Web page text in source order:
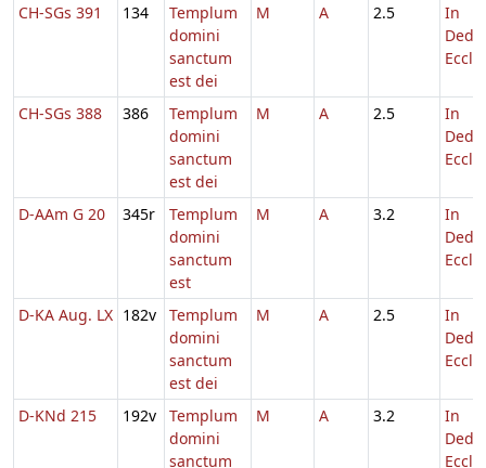
CH-SGs 391 134
Templum
domini
sanctum
est dei
M A 2.5
In
Eccl.
CH-SGs 388 386
Templum
domini
sanctum
est dei
M A 2.5
In
Eccl.
D-AAm G 20 345r
Templum
domini
sanctum
est
M A 3.2
In
Eccl.
D-KA Aug. LX 182v
Templum
domini
sanctum
est dei
M A 2.5
In
Eccl.
D-KNd 215 192v
Templum
domini
sanctum
M A 3.2
In
Eccl.